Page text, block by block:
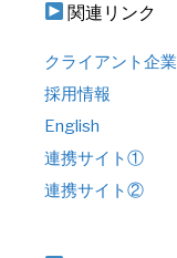
関連リンク
クライアント企業
採用情報
English
連携サイト①
連携サイト②